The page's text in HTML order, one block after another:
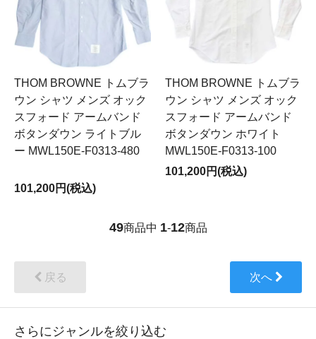
THOM BROWNE トムブラ
ウン シャツ メンズ オック
スフォード アームバンド
ボタンダウン ライトブル
ー MWL150E-F0313-480
101,200円(税込)
THOM BROWNE トムブラ
ウン シャツ メンズ オック
スフォード アームバンド
ボタンダウン ホワイト
MWL150E-F0313-100
101,200円(税込)
49商品中 1-12商品
戻る 次へ
さらにジャンルを絞り込む